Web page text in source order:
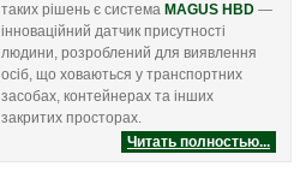
таких рішень є система MAGUS HBD —
інноваційний датчик присутності
людини, розроблений для виявлення
осіб, що ховаються у транспортних
засобах, контейнерах та інших
закритих просторах.
Читать полностью...